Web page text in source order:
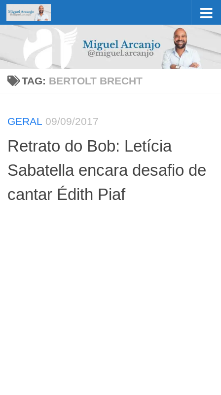
Skip to content
TAG: BERTOLT BRECHT
GERAL 09/09/2017
Retrato do Bob: Letícia
Sabatella encara desafio de
cantar Édith Piaf